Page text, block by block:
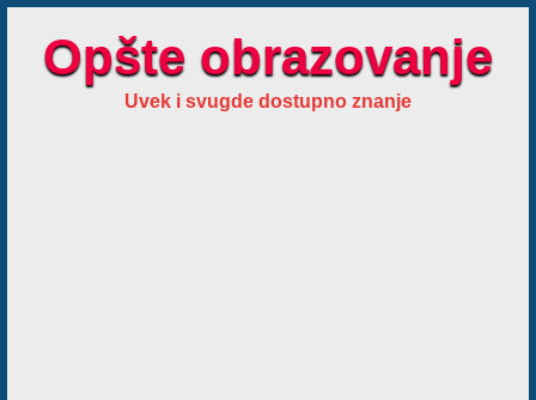
Opšte obrazovanje
Uvek i svugde dostupno znanje